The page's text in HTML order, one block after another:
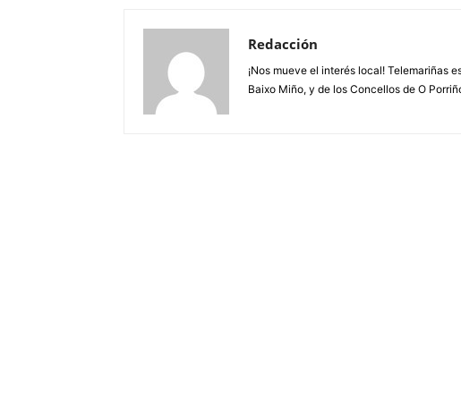
Redacción
¡Nos mueve el interés local! Telemariñas
Baixo Miño, y de los Concellos de O